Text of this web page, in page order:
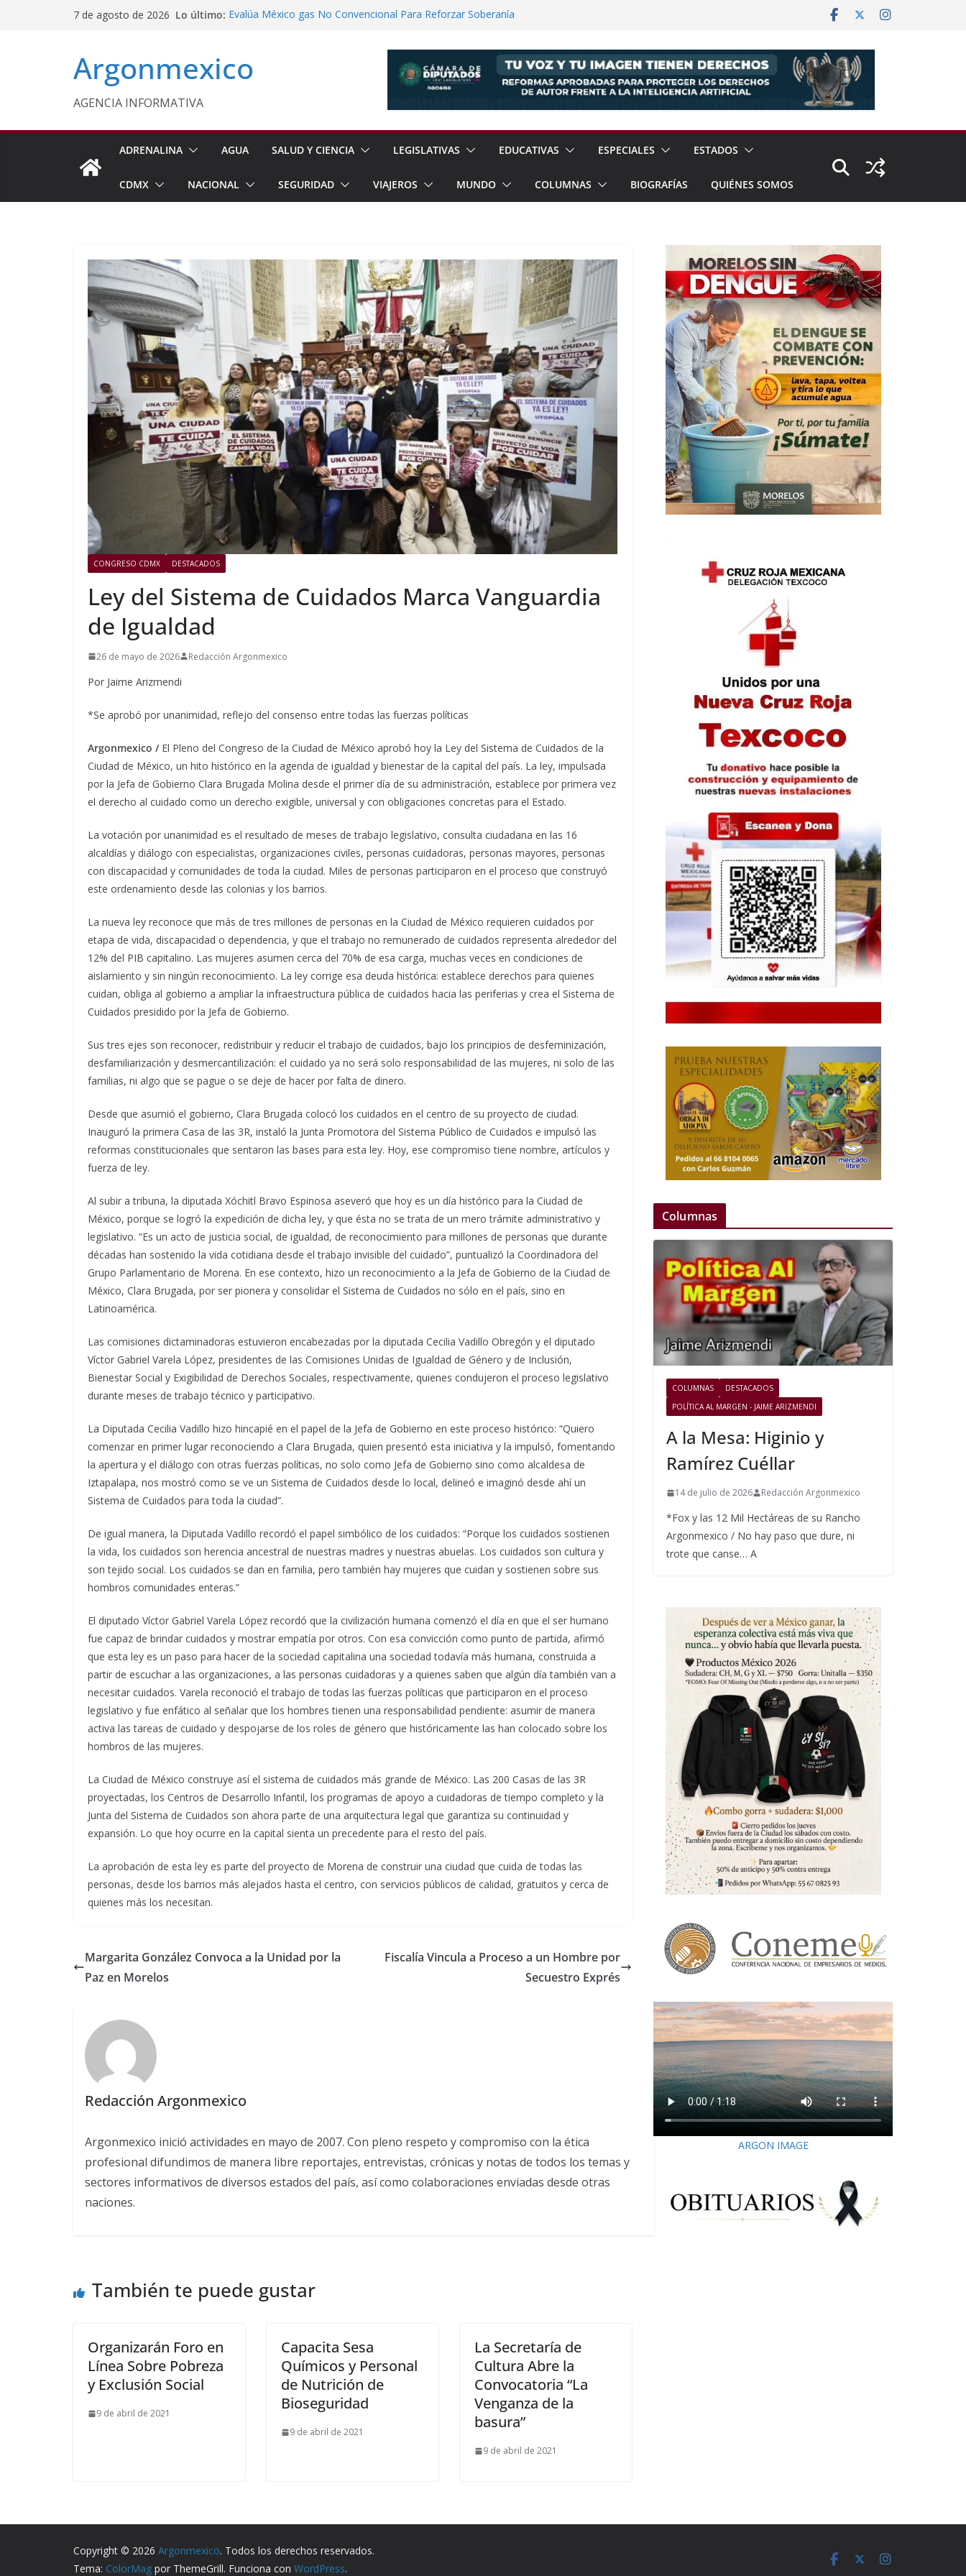
7 de agosto de 2026 Lo último: Evalúa México gas No Convencional Para Reforzar Soberanía
Texcoco Fortalece Prestaciones de Trabajadores del
Aseguran Casi 10 Millones de Cigarrillos Apócrifos en
Michoacán
Argonmexico
AGENCIA INFORMATIVA
ADRENALINA AGUA SALUD Y CIENCIA LEGISLATIVAS EDUCATIVAS ESPECIALES ESTADOS
CDMX NACIONAL SEGURIDAD VIAJEROS MUNDO COLUMNAS BIOGRAFÍAS QUIÉNES SOMOS
CONGRESO CDMX DESTACADOS
Ley del Sistema de Cuidados Marca Vanguardia
de Igualdad
26 de mayo de 2026 Redacción Argonmexico
Por Jaime Arizmendi
*Se aprobó por unanimidad, reflejo del consenso entre todas las fuerzas políticas
Argonmexico / El Pleno del Congreso de la Ciudad de México aprobó hoy la Ley del Sistema de Cuidados de la
Ciudad de México, un hito histórico en la agenda de igualdad y bienestar de la capital del país. La ley, impulsada
por la Jefa de Gobierno Clara Brugada Molina desde el primer día de su administración, establece por primera vez
el derecho al cuidado como un derecho exigible, universal y con obligaciones concretas para el Estado.
La votación por unanimidad es el resultado de meses de trabajo legislativo, consulta ciudadana en las 16
alcaldías y diálogo con especialistas, organizaciones civiles, personas cuidadoras, personas mayores, personas
con discapacidad y comunidades de toda la ciudad. Miles de personas participaron en el proceso que construyó
este ordenamiento desde las colonias y los barrios.
La nueva ley reconoce que más de tres millones de personas en la Ciudad de México requieren cuidados por
etapa de vida, discapacidad o dependencia, y que el trabajo no remunerado de cuidados representa alrededor del
12% del PIB capitalino. Las mujeres asumen cerca del 70% de esa carga, muchas veces en condiciones de
aislamiento y sin ningún reconocimiento. La ley corrige esa deuda histórica: establece derechos para quienes
cuidan, obliga al gobierno a ampliar la infraestructura pública de cuidados hacia las periferias y crea el Sistema de
Cuidados presidido por la Jefa de Gobierno.
Sus tres ejes son reconocer, redistribuir y reducir el trabajo de cuidados, bajo los principios de desfeminización,
desfamiliarización y desmercantilización: el cuidado ya no será solo responsabilidad de las mujeres, ni solo de las
familias, ni algo que se pague o se deje de hacer por falta de dinero.
Desde que asumió el gobierno, Clara Brugada colocó los cuidados en el centro de su proyecto de ciudad.
Inauguró la primera Casa de las 3R, instaló la Junta Promotora del Sistema Público de Cuidados e impulsó las
reformas constitucionales que sentaron las bases para esta ley. Hoy, ese compromiso tiene nombre, artículos y
fuerza de ley.
Al subir a tribuna, la diputada Xóchitl Bravo Espinosa aseveró que hoy es un día histórico para la Ciudad de
México, porque se logró la expedición de dicha ley, y que ésta no se trata de un mero trámite administrativo y
legislativo. “Es un acto de justicia social, de igualdad, de reconocimiento para millones de personas que durante
décadas han sostenido la vida cotidiana desde el trabajo invisible del cuidado”, puntualizó la Coordinadora del
Grupo Parlamentario de Morena. En ese contexto, hizo un reconocimiento a la Jefa de Gobierno de la Ciudad de
México, Clara Brugada, por ser pionera y consolidar el Sistema de Cuidados no sólo en el país, sino en
Latinoamérica.
Las comisiones dictaminadoras estuvieron encabezadas por la diputada Cecilia Vadillo Obregón y el diputado
Víctor Gabriel Varela López, presidentes de las Comisiones Unidas de Igualdad de Género y de Inclusión,
Bienestar Social y Exigibilidad de Derechos Sociales, respectivamente, quienes condujeron el proceso legislativo
durante meses de trabajo técnico y participativo.
La Diputada Cecilia Vadillo hizo hincapié en el papel de la Jefa de Gobierno en este proceso histórico: “Quiero
comenzar en primer lugar reconociendo a Clara Brugada, quien presentó esta iniciativa y la impulsó, fomentando
la apertura y el diálogo con otras fuerzas políticas, no solo como Jefa de Gobierno sino como alcaldesa de
Iztapalapa, nos mostró como se ve un Sistema de Cuidados desde lo local, delineó e imaginó desde ahí un
Sistema de Cuidados para toda la ciudad”.
De igual manera, la Diputada Vadillo recordó el papel simbólico de los cuidados: “Porque los cuidados sostienen
la vida, los cuidados son herencia ancestral de nuestras madres y nuestras abuelas. Los cuidados son cultura y
son tejido social. Los cuidados se dan en familia, pero también hay mujeres que cuidan y sostienen sobre sus
hombros comunidades enteras.”
El diputado Víctor Gabriel Varela López recordó que la civilización humana comenzó el día en que el ser humano
fue capaz de brindar cuidados y mostrar empatía por otros. Con esa convicción como punto de partida, afirmó
que esta ley es un paso para hacer de la sociedad capitalina una sociedad todavía más humana, construida a
partir de escuchar a las organizaciones, a las personas cuidadoras y a quienes saben que algún día también van a
necesitar cuidados. Varela reconoció el trabajo de todas las fuerzas políticas que participaron en el proceso
legislativo y fue enfático al señalar que los hombres tienen una responsabilidad pendiente: asumir de manera
activa las tareas de cuidado y despojarse de los roles de género que históricamente las han colocado sobre los
hombros de las mujeres.
La Ciudad de México construye así el sistema de cuidados más grande de México. Las 200 Casas de las 3R
proyectadas, los Centros de Desarrollo Infantil, los programas de apoyo a cuidadoras de tiempo completo y la
Junta del Sistema de Cuidados son ahora parte de una arquitectura legal que garantiza su continuidad y
expansión. Lo que hoy ocurre en la capital sienta un precedente para el resto del país.
La aprobación de esta ley es parte del proyecto de Morena de construir una ciudad que cuida de todas las
personas, desde los barrios más alejados hasta el centro, con servicios públicos de calidad, gratuitos y cerca de
quienes más los necesitan.
Margarita González Convoca a la Unidad por la
Paz en Morelos
Fiscalía Vincula a Proceso a un Hombre por
Secuestro Exprés
Redacción Argonmexico
Argonmexico inició actividades en mayo de 2007. Con pleno respeto y compromiso con la ética
profesional difundimos de manera libre reportajes, entrevistas, crónicas y notas de todos los temas y
sectores informativos de diversos estados del país, así como colaboraciones enviadas desde otras
naciones.
También te puede gustar
Organizarán Foro en
Línea Sobre Pobreza
y Exclusión Social
9 de abril de 2021
Capacita Sesa
Químicos y Personal
de Nutrición de
Bioseguridad
9 de abril de 2021
La Secretaría de
Cultura Abre la
Convocatoria “La
Venganza de la
basura”
9 de abril de 2021
Columnas
COLUMNAS
DESTACADOS
POLÍTICA AL MARGEN - JAIME ARIZMENDI
A la Mesa: Higinio y
Ramírez Cuéllar
14 de julio de 2026 Redacción Argonmexico
*Fox y las 12 Mil Hectáreas de su Rancho
Argonmexico / No hay paso que dure, ni
trote que canse… A
ARGON IMAGE
Copyright © 2026 Argonmexico. Todos los derechos reservados.
Tema: ColorMag por ThemeGrill. Funciona con WordPress.